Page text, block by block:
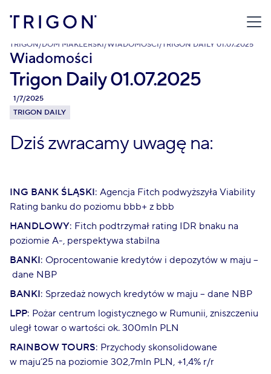
TRIGON/DOM MAKLERSKI/WIADOMOŚCI/ TRIGON DAILY 01.07.2025
Wiadomości
Trigon Daily 01.07.2025
1/7/2025
TRIGON DAILY
Dziś zwracamy uwagę na:
ING BANK ŚLĄSKI: Agencja Fitch podwyższyła Viability
Rating banku do poziomu bbb+ z bbb
HANDLOWY: Fitch podtrzymał rating IDR bnaku na
poziomie A-, perspektywa stabilna
BANKI: Oprocentowanie kredytów i depozytów w maju –
dane NBP
BANKI: Sprzedaż nowych kredytów w maju – dane NBP
LPP: Pożar centrum logistycznego w Rumunii, zniszczeniu
uległ towar o wartości ok. 300mln PLN
RAINBOW TOURS: Przychody skonsolidowane
w maju’25 na poziomie 302,7mln PLN, +1,4% r/r